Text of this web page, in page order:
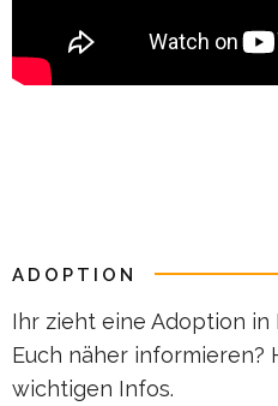
ADOPTION
Ihr zieht eine Adoption
Euch näher informieren?
wichtigen Infos.